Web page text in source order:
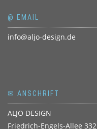
@ EMAIL
info@aljo-design.de
✉ ANSCHRIFT
ALJO DESIGN
Friedrich-Engels-Allee 332